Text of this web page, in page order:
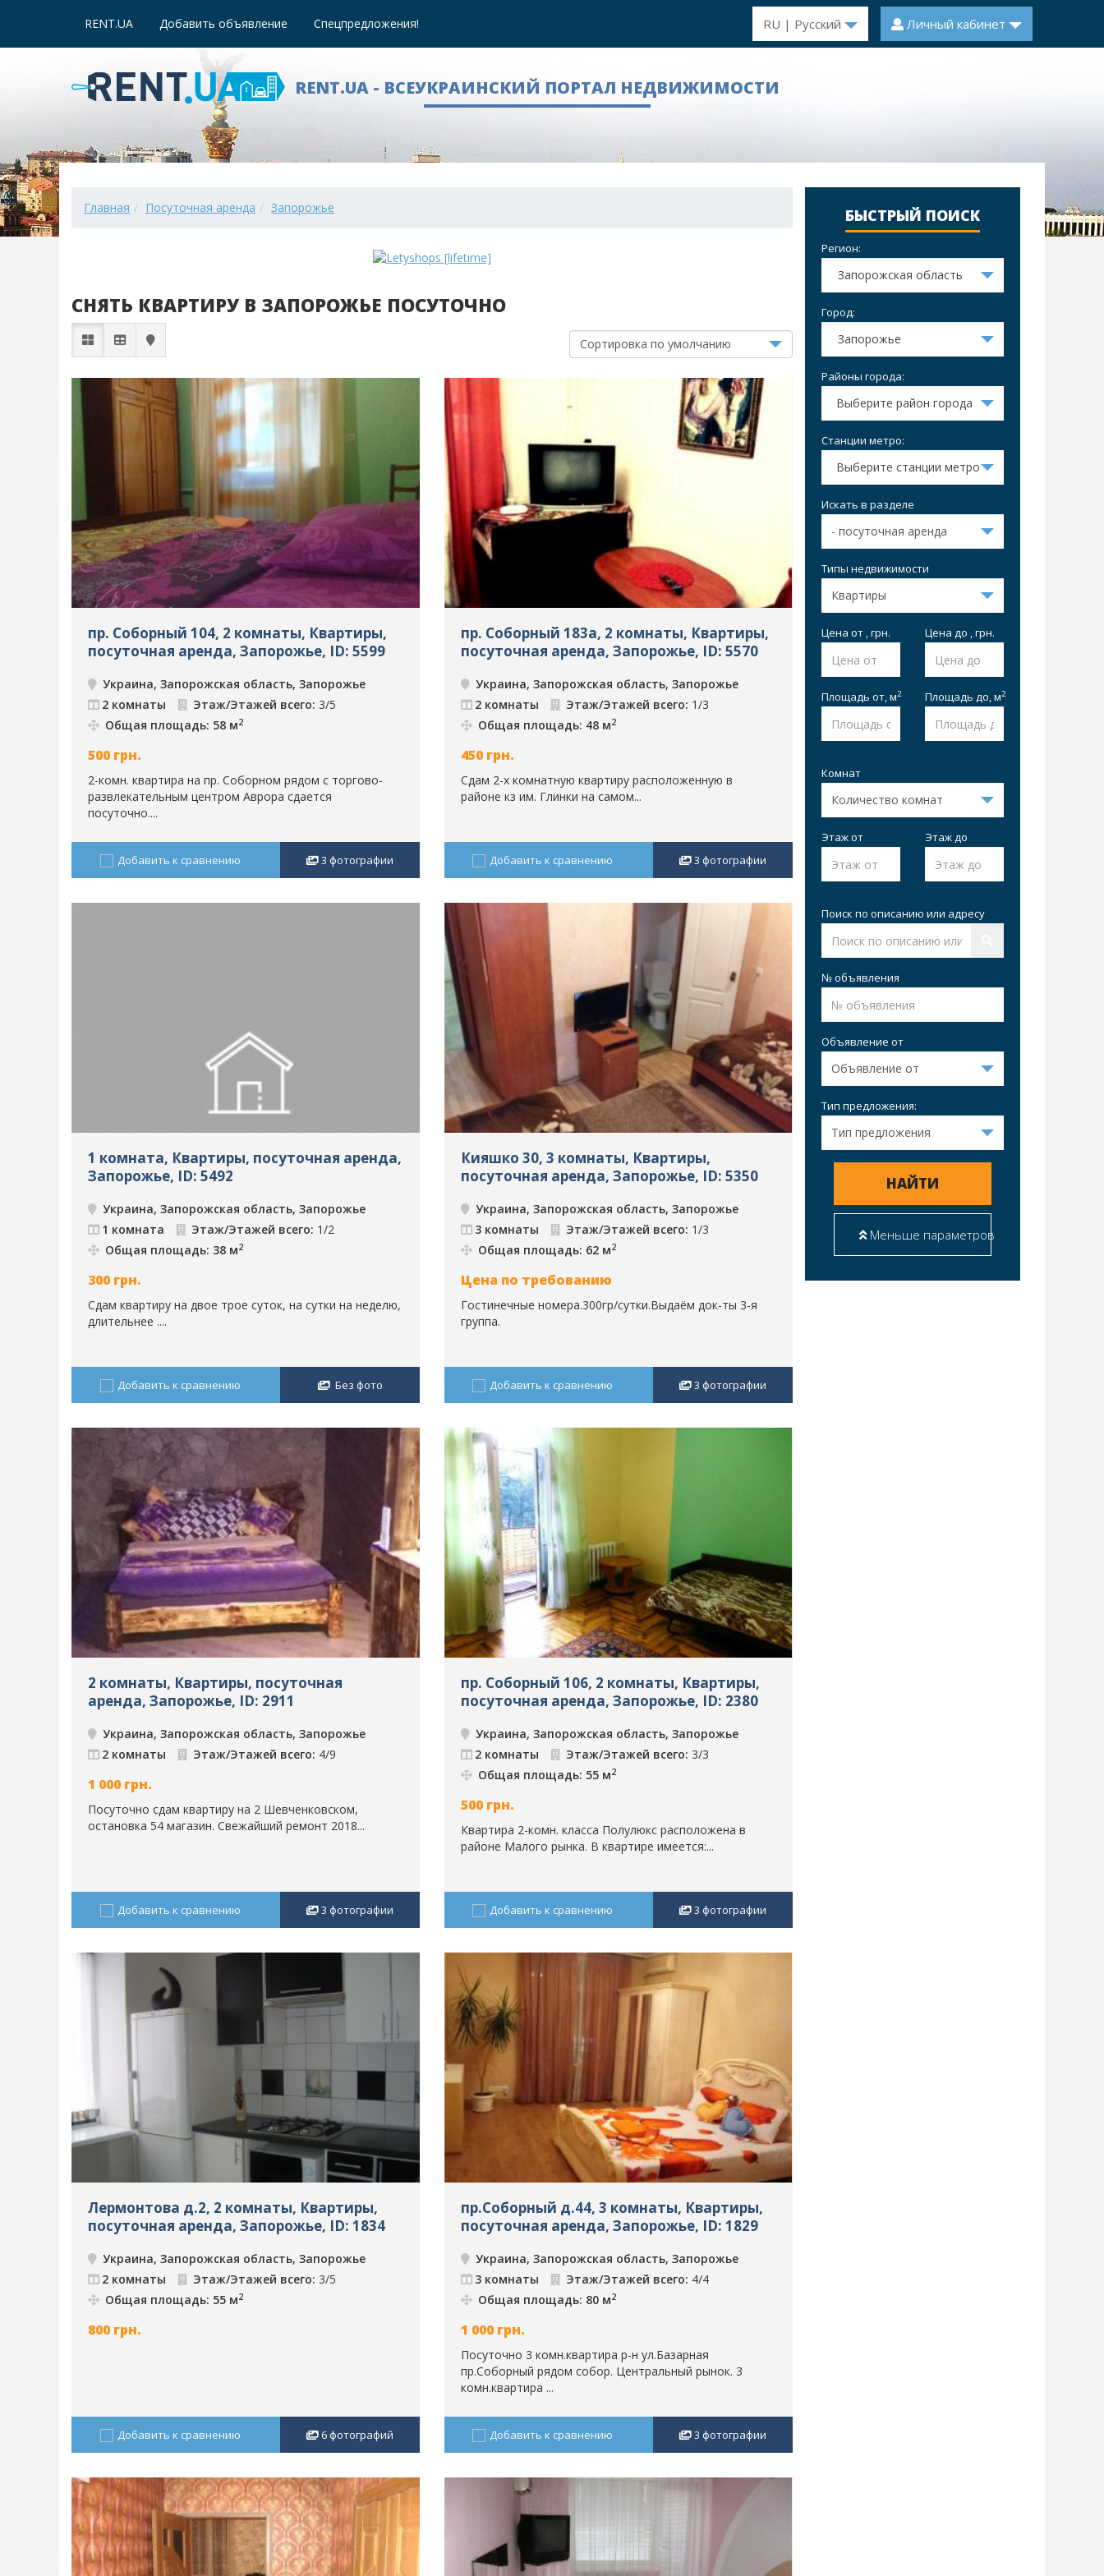
RENT.UA Добавить объявление Спецпредложения! RU | Русский Личный кабинет
RENT.UA - ВСЕУКРАИНСКИЙ ПОРТАЛ НЕДВИЖИМОСТИ
Главная Посуточная аренда Запорожье
СНЯТЬ КВАРТИРУ В ЗАПОРОЖЬЕ ПОСУТОЧНО
пр. Соборный 104, 2 комнаты, Квартиры,
посуточная аренда, Запорожье, ID: 5599
Украина, Запорожская область, Запорожье
2 комнаты
Этаж/Этажей всего: 3/5
Общая площадь: 58 м2
500 грн.
2-комн. квартира на пр. Соборном рядом с торгово-
развлекательным центром Аврора сдается
посуточно....
Добавить к сравнению 3 фотографии
пр. Соборный 183а, 2 комнаты, Квартиры,
посуточная аренда, Запорожье, ID: 5570
Украина, Запорожская область, Запорожье
2 комнаты
Этаж/Этажей всего: 1/3
Общая площадь: 48 м2
450 грн.
Сдам 2-х комнатную квартиру расположенную в
районе кз им. Глинки на самом...
Добавить к сравнению 3 фотографии
1 комната, Квартиры, посуточная аренда,
Запорожье, ID: 5492
Украина, Запорожская область, Запорожье
1 комната
Этаж/Этажей всего: 1/2
Общая площадь: 38 м2
300 грн.
Сдам квартиру на двое трое суток, на сутки на неделю,
длительнее ....
Добавить к сравнению Без фото
Кияшко 30, 3 комнаты, Квартиры,
посуточная аренда, Запорожье, ID: 5350
Украина, Запорожская область, Запорожье
3 комнаты
Этаж/Этажей всего: 1/3
Общая площадь: 62 м2
Цена по требованию
Гостинечные номера.300гр/сутки.Выдаём док-ты 3-я
группа.
Добавить к сравнению 3 фотографии
2 комнаты, Квартиры, посуточная
аренда, Запорожье, ID: 2911
Украина, Запорожская область, Запорожье
2 комнаты
Этаж/Этажей всего: 4/9
1 000 грн.
Посуточно сдам квартиру на 2 Шевченковском,
остановка 54 магазин. Свежайший ремонт 2018...
Добавить к сравнению 3 фотографии
пр. Соборный 106, 2 комнаты, Квартиры,
посуточная аренда, Запорожье, ID: 2380
Украина, Запорожская область, Запорожье
2 комнаты
Этаж/Этажей всего: 3/3
Общая площадь: 55 м2
500 грн.
Квартира 2-комн. класса Полулюкс расположена в
районе Малого рынка. В квартире имеется:...
Добавить к сравнению 3 фотографии
Лермонтова д.2, 2 комнаты, Квартиры,
посуточная аренда, Запорожье, ID: 1834
Украина, Запорожская область, Запорожье
2 комнаты
Этаж/Этажей всего: 3/5
Общая площадь: 55 м2
800 грн.
Добавить к сравнению 6фотографий
пр.Соборный д.44, 3 комнаты, Квартиры,
посуточная аренда, Запорожье, ID: 1829
Украина, Запорожская область, Запорожье
3 комнаты
Этаж/Этажей всего: 4/4
Общая площадь: 80 м2
1 000 грн.
Посуточно 3 комн.квартира р-н ул.Базарная
пр.Соборный рядом собор. Центральный рынок. 3
комн.квартира ...
Добавить к сравнению 3 фотографии
БЫСТРЫЙ ПОИСК
Регион:
Запорожская область
Город:
Запорожье
Районы города:
Выберите район города
Станции метро:
Выберите станции метро
Искать в разделе
Типы недвижимости
Цена от , грн. Цена до , грн.
Площадь от,м2 Площадь до,м2
Комнат
Этаж от Этаж до
Поиск по описанию или адресу
№ объявления
Объявление от
Тип предложения:
НАЙТИ
Меньше параметров